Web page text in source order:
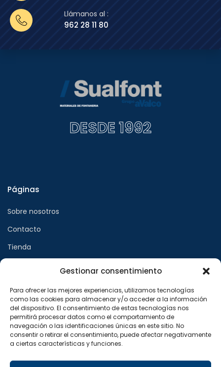
Gestionar consentimiento
Para ofrecer las mejores experiencias, utilizamos tecnologías
como las cookies para almacenar y/o acceder a la información
del dispositivo. El consentimiento de estas tecnologías nos
permitirá procesar datos como el comportamiento de
navegación o las identificaciones únicas en este sitio. No
consentir o retirar el consentimiento, puede afectar negativamente
a ciertas características y funciones.
Llámanos al :
962 28 11 80
DESDE 1992
Páginas
Sobre nosotros
Contacto
Tienda
Aviso legal
Política de privacidad
Política de cookies
Síguenos en